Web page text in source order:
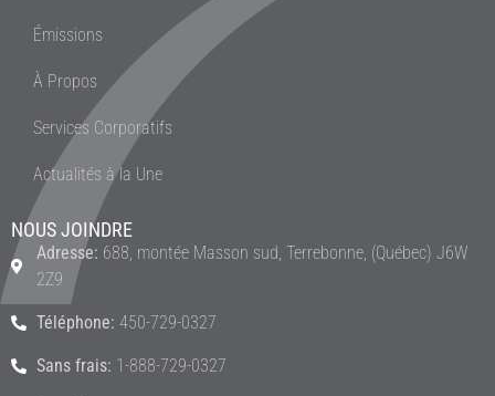
Émissions
À Propos
Services Corporatifs
Actualités à la Une
NOUS JOINDRE
Adresse: 688, montée Masson sud, Terrebonne, (Québec) J6W
2Z9
Téléphone: 450-729-0327
Sans frais: 1-888-729-0327